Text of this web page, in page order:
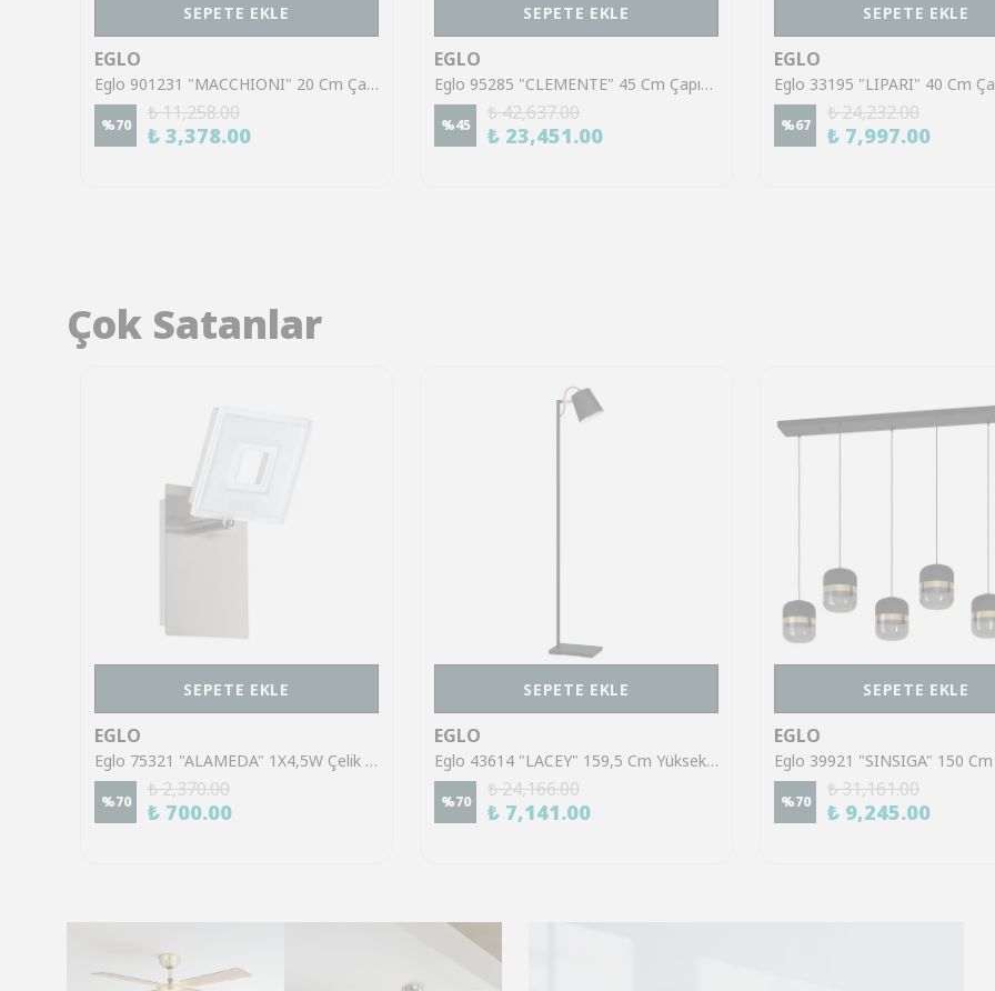
SEPETE EKLE
EGLO
Eglo 901231 "MACCHIONI" 20 Cm Çapında Çelik, Plastik Beyaz Duvar Tavan Armatürü
%70
₺ 11,258.00
₺ 3,378.00
SEPETE EKLE
EGLO
Eglo 95285 "CLEMENTE" 45 Cm Çapında Çelik Krom Tavan Armatürü
%45
₺ 42,637.00
₺ 23,451.00
SEPETE EKLE
EGLO
%67
₺ 24,232.00
₺ 7,997.00
Çok Satanlar
SEPETE EKLE
EGLO
Eglo 75321 "ALAMEDA" 1X4,5W Çelik Nikel Mat Sıva Üstü Spot
%70
₺ 2,370.00
₺ 700.00
SEPETE EKLE
EGLO
Eglo 43614 "LACEY" 159,5 Cm Yüksekliğinde Çelik, Ahşap Köşe Lambası Lambader
%70
₺ 24,166.00
₺ 7,141.00
SEPETE EKLE
EGLO
%70
₺ 31,161.00
₺ 9,245.00